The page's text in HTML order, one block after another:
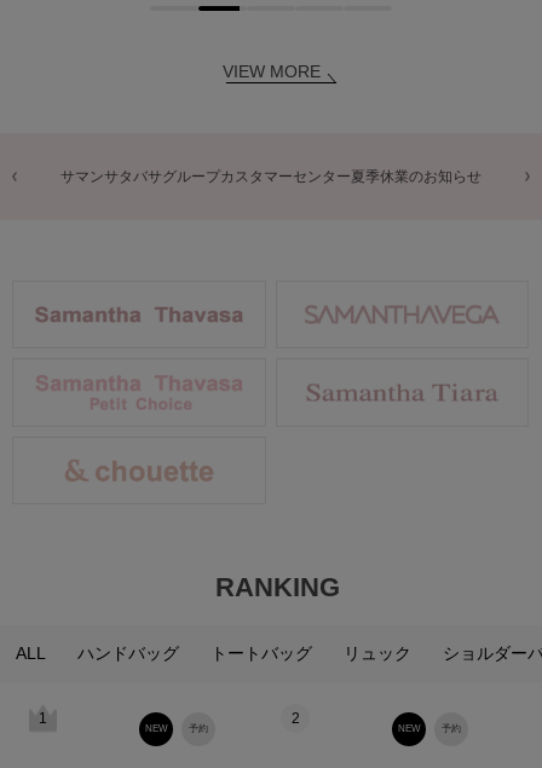
VIEW MORE
サマンサタバサグループカスタマーセンター夏季休業のお知らせ
RANKING
ALL ハンドバッグ トートバッグ リュック ショルダー
1
予約
NEW
2
予約
NEW